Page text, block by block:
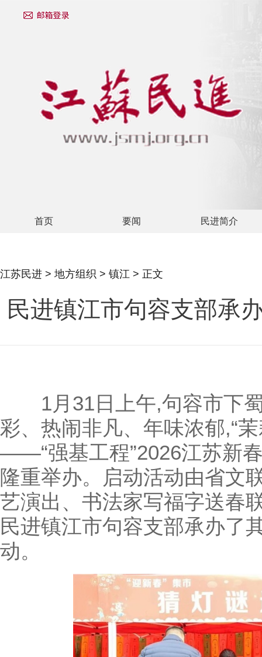
首页 要闻 民进简介
江苏民进 > 地方组织 > 镇江 > 正文
民进镇江市句容支部承
1月31日上午,句容市下蜀
彩、热闹非凡、年味浓郁,“
——“强基工程”2026江苏新
隆重举办。启动活动由省文
艺演出、书法家写福字送春
民进镇江市句容支部承办了
动。